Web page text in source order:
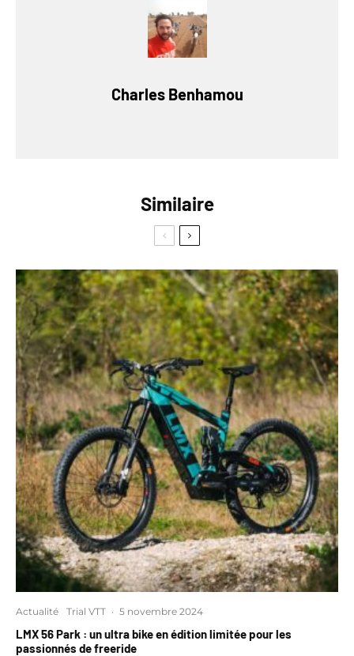
Charles Benhamou
Similaire
Actualité Trial VTT · 5 novembre 2024
LMX 56 Park : un ultra bike en édition limitée pour les
passionnés de freeride